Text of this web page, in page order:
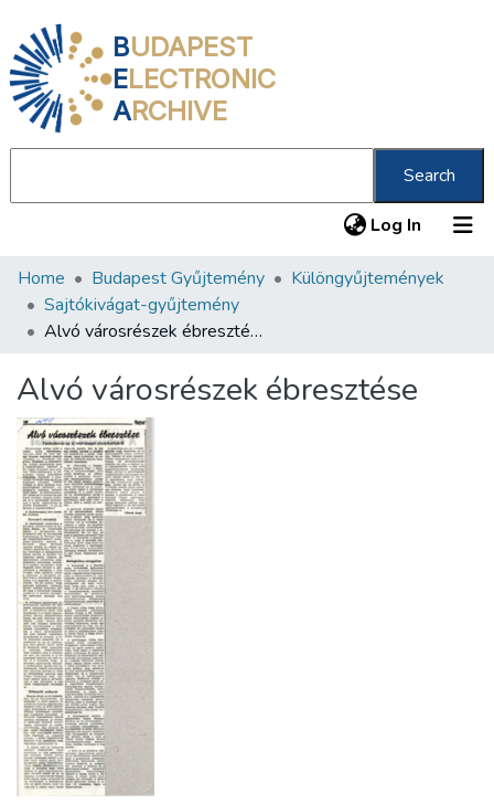
BUDAPEST
ELECTRONIC
ARCHIVE
Search
Log In (current)
Communities & Collections
All of DSpace
About us
Home Budapest Gyűjtemény
Különgyűjtemények
Sajtókivágat-gyűjtemény
Alvó városrészek ébresztése
Alvó városrészek ébresztése